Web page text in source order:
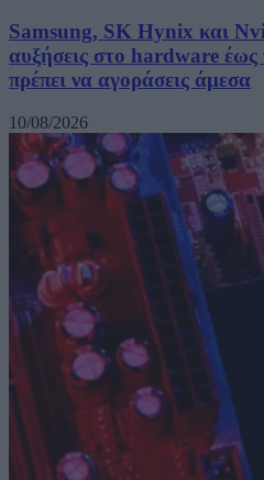
Samsung, SK Hynix και
αυξήσεις στο hardware
πρέπει να αγοράσεις άμεσα
10/08/2026